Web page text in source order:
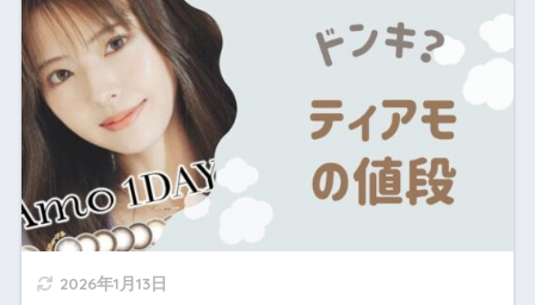
2026年1月13日